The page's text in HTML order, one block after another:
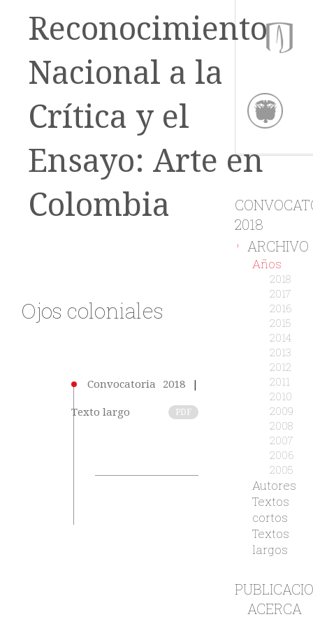
2018
- ARCHIVO
Años
2018
2017
2016
2015
2014
2013
2012
2011
2010
2009
2008
2007
2006
2005
Autores
Textos
cortos
Textos
largos
ACERCA
Reconocimiento
Nacional a la
Crítica y el
Ensayo: Arte en
Colombia
Ojos coloniales
Convocatoria 2018|
Texto largo PDF